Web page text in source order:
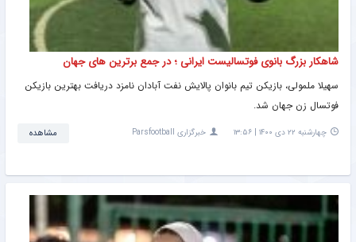
شاهکار بزرگ بانوی فوتسالیست ایرانی ؛ در جمع برترین های جهان
سهیلا ملمولی، بازیکن تیم بانوان پالایش نفت آبادان نامزد دریافت بهترین بازیکن
فوتسال زن جهان شد.
چهارشنبه ۲۲ دی ۱۴۰۰ | ۱۳:۵۶ خبرگزاری Parsfootball مشاهده